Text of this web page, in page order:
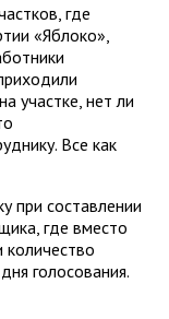
где
«Яблоко»,
участке, нет ли
Все как
при составлении
где вместо
количество
голосования.